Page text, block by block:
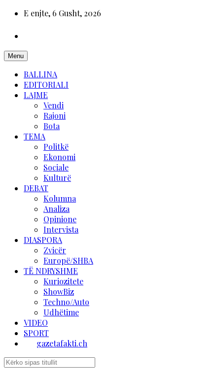
E enjte, 6 Gusht, 2026
Menu
BALLINA
EDITORIALI
LAJME
Vendi
Rajoni
Bota
TEMA
Politkë
Ekonomi
Sociale
Kulturë
DEBAT
Kolumna
Analiza
Opinione
Intervista
DIASPORA
Zvicër
Europë/SHBA
TË NDRYSHME
Kuriozitete
ShowBiz
Techno/Auto
Udhëtime
VIDEO
SPORT
gazetafakti.ch